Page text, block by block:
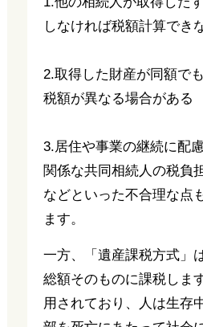
しなければ税額計算でき
2.取得した財産が同額で
税額が異なる場合がある
3.居住や事業の継続に配
関係な共同相続人の税負
などといった不合理な点
ます。
一方、「遺産課税方式」
総額そのものに課税しま
用されており、人は生存